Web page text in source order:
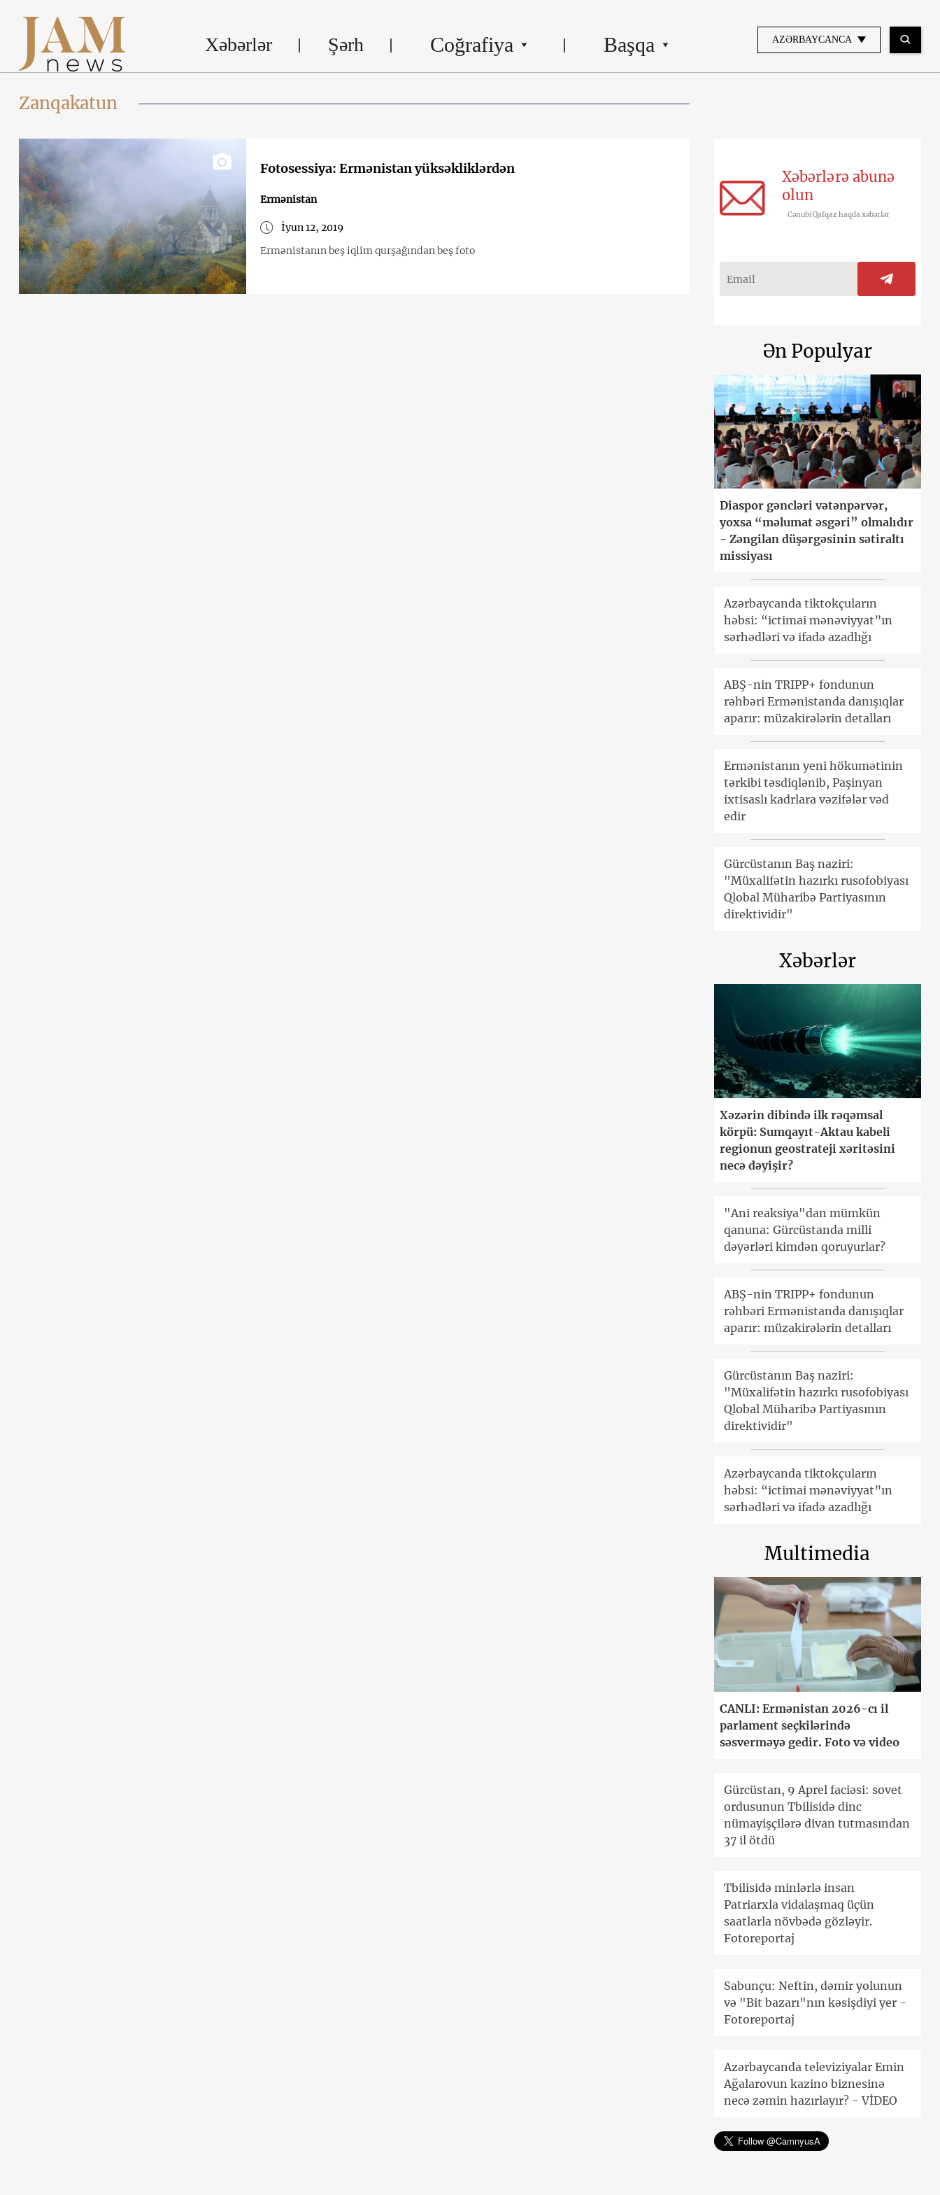
Xəbərlər Şərh Coğrafiya Başqa AZƏRBAYCANCA
Zanqakatun
Fotosessiya: Ermənistan yüksəkliklərdən
Ermənistan
İyun 12, 2019
Ermənistanın beş iqlim qurşağından beş foto
Xəbərlərə abunə
olun
Cənubi Qafqaz haqda xəbərlər
Ən Populyar
Diaspor gəncləri vətənpərvər,
yoxsa “məlumat əsgəri” olmalıdır
- Zəngilan düşərgəsinin sətiraltı
missiyası
Azərbaycanda tiktokçuların
həbsi: “ictimai mənəviyyat”ın
sərhədləri və ifadə azadlığı
ABŞ-nin TRIPP+ fondunun
rəhbəri Ermənistanda danışıqlar
aparır: müzakirələrin detalları
Ermənistanın yeni hökumətinin
tərkibi təsdiqlənib, Paşinyan
ixtisaslı kadrlara vəzifələr vəd
edir
Gürcüstanın Baş naziri:
"Müxalifətin hazırkı rusofobiyası
Qlobal Müharibə Partiyasının
direktividir"
Xəbərlər
Xəzərin dibində ilk rəqəmsal
körpü: Sumqayıt-Aktau kabeli
regionun geostrateji xəritəsini
necə dəyişir?
"Ani reaksiya"dan mümkün
qanuna: Gürcüstanda milli
dəyərləri kimdən qoruyurlar?
ABŞ-nin TRIPP+ fondunun
rəhbəri Ermənistanda danışıqlar
aparır: müzakirələrin detalları
Gürcüstanın Baş naziri:
"Müxalifətin hazırkı rusofobiyası
Qlobal Müharibə Partiyasının
direktividir"
Azərbaycanda tiktokçuların
həbsi: “ictimai mənəviyyat”ın
sərhədləri və ifadə azadlığı
Multimedia
CANLI: Ermənistan 2026-cı il
parlament seçkilərində
səsverməyə gedir. Foto və video
Gürcüstan, 9 Aprel faciəsi: sovet
ordusunun Tbilisidə dinc
nümayişçilərə divan tutmasından
37 il ötdü
Tbilisidə minlərlə insan
Patriarxla vidalaşmaq üçün
saatlarla növbədə gözləyir.
Fotoreportaj
Sabunçu: Neftin, dəmir yolunun
və "Bit bazarı"nın kəsişdiyi yer -
Fotoreportaj
Azərbaycanda televiziyalar Emin
Ağalarovun kazino biznesinə
necə zəmin hazırlayır? - VİDEO